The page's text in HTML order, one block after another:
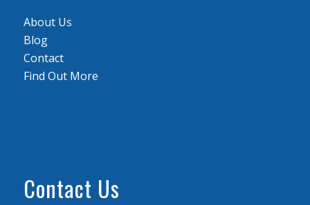
About Us
Blog
Contact
Find Out More
Contact Us